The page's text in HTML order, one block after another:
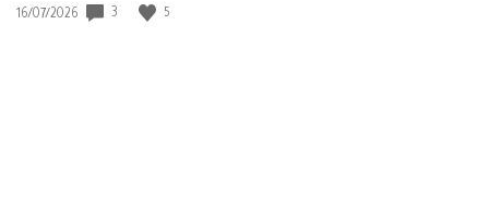
Data
16/07/2026 3 5